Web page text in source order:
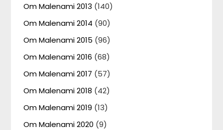
Om Malenami 2013 (140)
Om Malenami 2014 (90)
Om Malenami 2015 (96)
Om Malenami 2016 (68)
Om Malenami 2017 (57)
Om Malenami 2018 (42)
Om Malenami 2019 (13)
Om Malenami 2020 (9)